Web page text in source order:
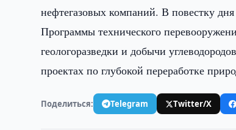
нефтегазовых компаний. В повестку
Программы технического
геологоразведки и добычи
проектах по глубокой переработке
Поделиться: Telegram Twitter/X